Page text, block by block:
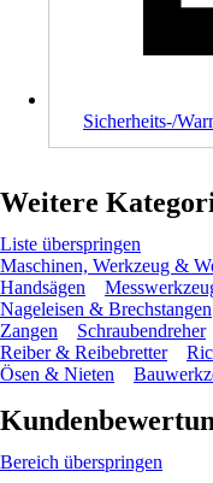
Sicherheits-/
Weitere
Liste überspringen
Maschinen, Werkzeug &
Handsägen
Nageleisen & Brechstangen
Zangen
Schraubendreher
Reiber & Reibebretter
Ösen & Nieten
Bereich überspringen